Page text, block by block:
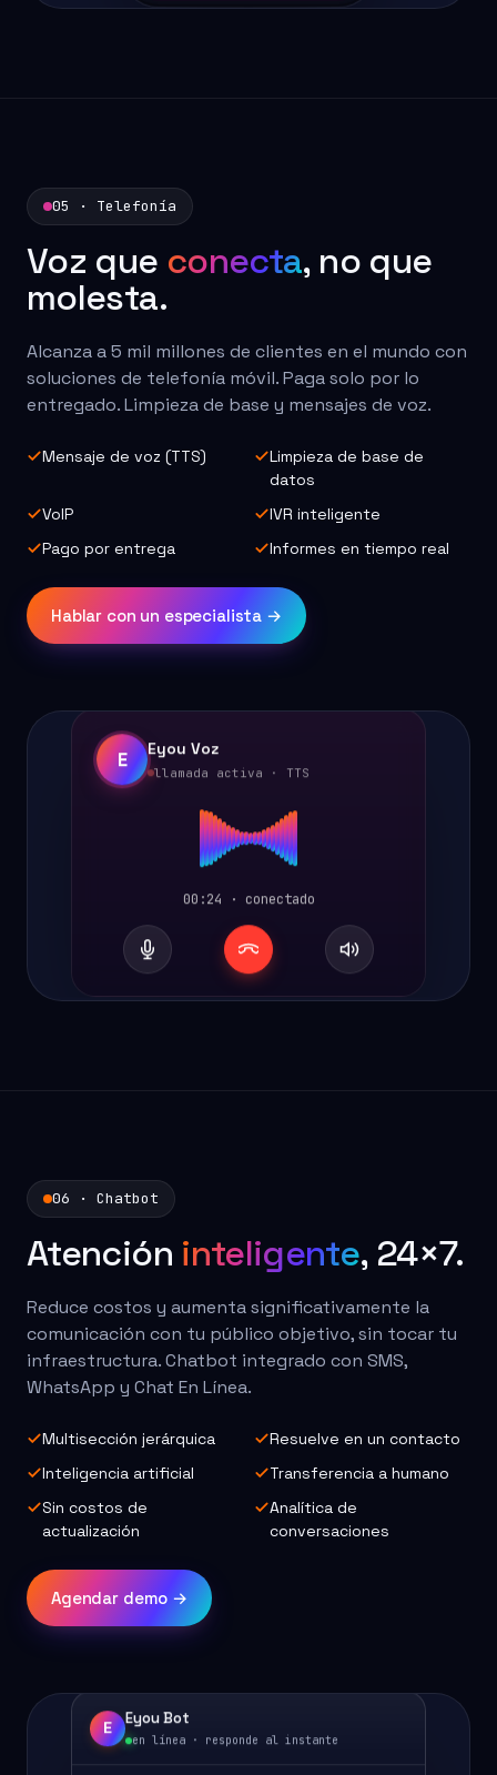
05 · Telefonía
Voz que conecta, no que
molesta.
Alcanza a 5 mil millones de clientes en el mundo con
soluciones de telefonía móvil. Paga solo por lo
entregado. Limpieza de base y mensajes de voz.
Mensaje de voz (TTS)
Limpieza de base de
datos
VoIP
IVR inteligente
Pago por entrega
Informes en tiempo real
Hablar con un especialista →
E Eyou Voz
llamada activa · TTS
00:24 · conectado
06 · Chatbot
Atención inteligente, 24×7.
Reduce costos y aumenta significativamente la
comunicación con tu público objetivo, sin tocar tu
infraestructura. Chatbot integrado con SMS,
WhatsApp y Chat En Línea.
Multisección jerárquica
Resuelve en un contacto
Inteligencia artificial
Transferencia a humano
Sin costos de
actualización
Analítica de
conversaciones
Agendar demo →
E Eyou Bot
en línea · responde al instante